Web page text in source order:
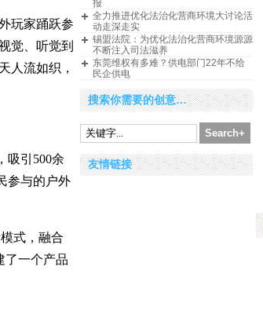
玩家踊跃参
觉、听觉到
人流如织，
引500余
参与的户外
式，融合
了一个产品
报
全力推进优化法治化营商环境大讨论活
动走深走实
锡盟法院：为优化法治化营商环境源源
不断注入司法滋养
东莞维权有多难？供电部门22年不给
民企供电
搜索你需要的创意…
友情链接